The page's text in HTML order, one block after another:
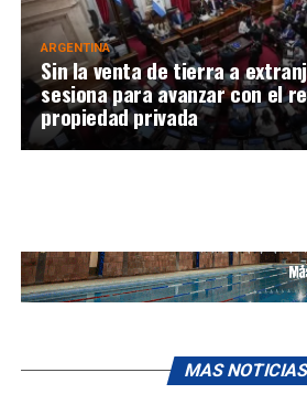
ARGENTINA
Sin la venta de tierra a
sesiona para avanzar con el
propiedad privada
MAS